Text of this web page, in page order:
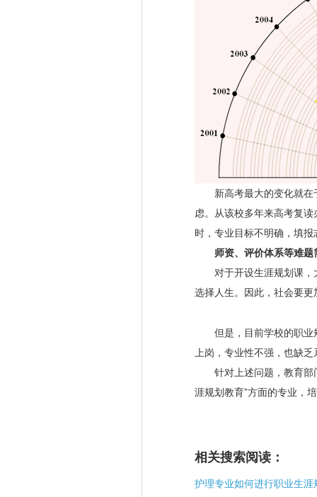
新高考最大的变化就在
虑。从该校多年来高考复
时，专业目标不明确，填
师资、评价体系等难题
对于开设生涯规划课，
选择人生。因此，社会要更
但是，目前学校的职业
上岗，专业性不强，也缺
针对上述问题，教育部门
涯规划教育”方面的专业，
相关搜索阅读：
护理专业如何进行职业生涯